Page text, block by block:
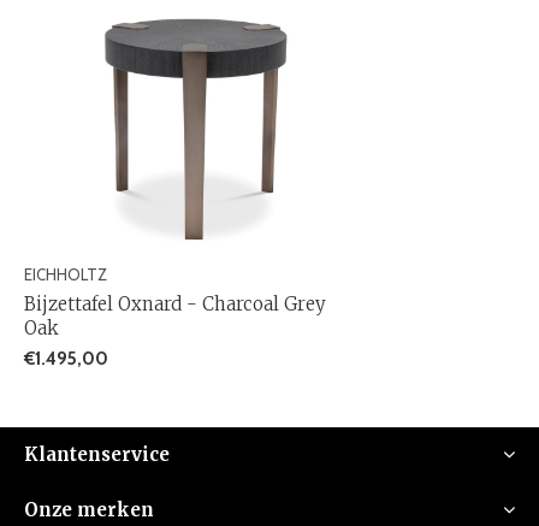
EICHHOLTZ
Bijzettafel Oxnard - Charcoal Grey
Oak
€1.495,00
Klantenservice
Onze merken